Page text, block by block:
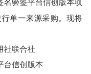
名验签平台信创版本项
单一来源采购。现将
社联合社
台信创版本